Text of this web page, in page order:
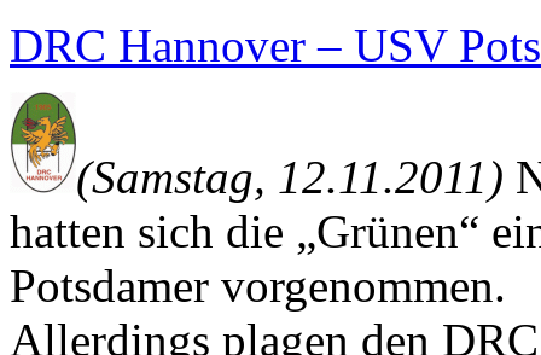
DRC Hannover – USV
(Samstag, 12.11.2011)
hatten sich die „Grünen“
Potsdamer vorgenommen.
Allerdings plagen den